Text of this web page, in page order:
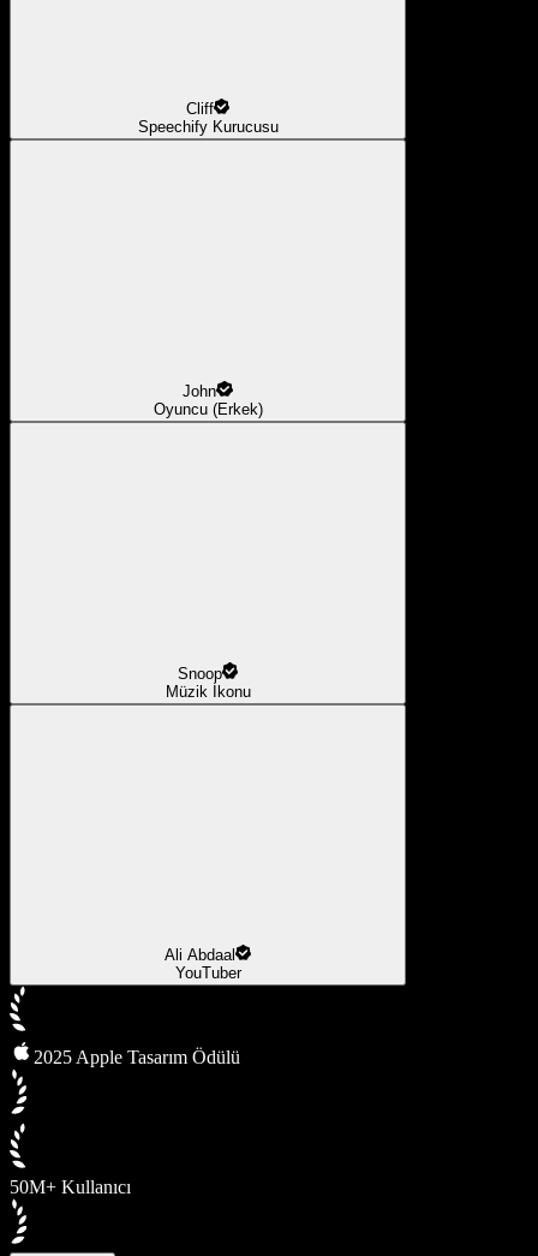
Cliff
Speechify Kurucusu
John
Oyuncu (Erkek)
Snoop
Müzik İkonu
Ali Abdaal
YouTuber
2025 Apple Tasarım Ödülü
50M+ Kullanıcı